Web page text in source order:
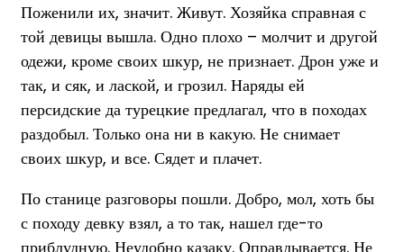
Поженили их, значит. Живут. Хозяйка справная с
той девицы вышла. Одно плохо – молчит и другой
одежи, кроме своих шкур, не признает. Дрон уже и
так, и сяк, и лаской, и грозил. Наряды ей
персидские да турецкие предлагал, что в походах
раздобыл. Только она ни в какую. Не снимает
своих шкур, и все. Сядет и плачет.
По станице разговоры пошли. Добро, мол, хоть бы
с походу девку взял, а то так, нашел где-то
приблудную. Неудобно казаку. Оправдывается. Не